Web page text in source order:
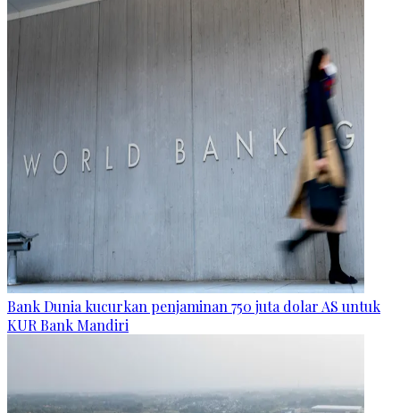
Bank Dunia kucurkan penjaminan 750 juta dolar AS untuk
KUR Bank Mandiri